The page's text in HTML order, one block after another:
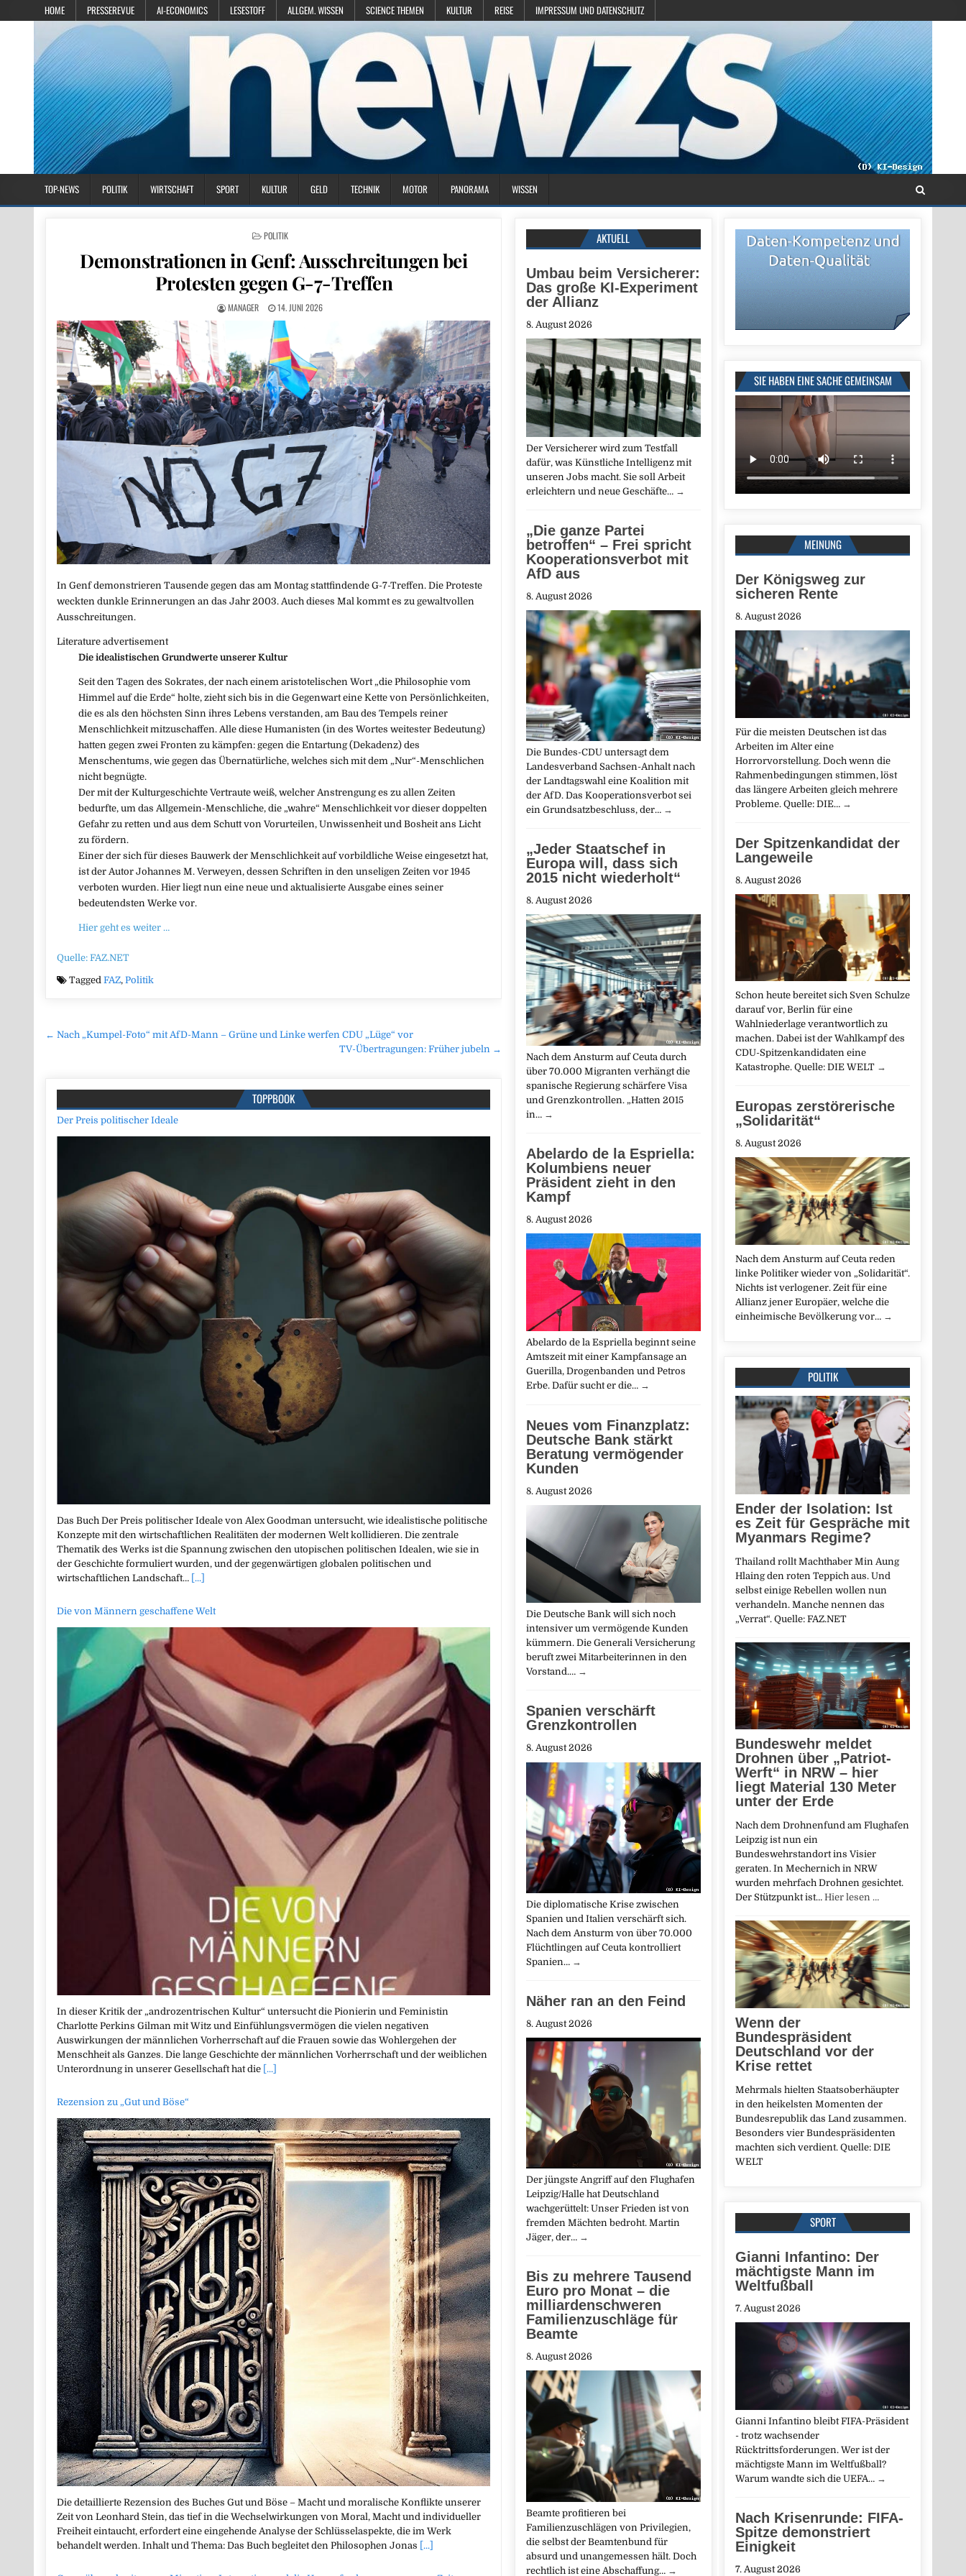
HOME PRESSEREVUE AI-ECONOMICS LESESTOFF ALLGEM. WISSEN SCIENCE THEMEN KULTUR REISE IMPRESSUM UND DATENSCHUTZ
TOP-NEWS POLITIK WIRTSCHAFT SPORT KULTUR GELD TECHNIK MOTOR PANORAMA WISSEN
POSTED IN
POLITIK
Demonstrationen in Genf: Ausschreitungen bei
Protesten gegen G-7-Treffen
MANAGER 14. JUNI 2026
In Genf demonstrieren Tausende gegen das am Montag stattfindende G-7-Treffen. Die Proteste
weckten dunkle Erinnerungen an das Jahr 2003. Auch dieses Mal kommt es zu gewaltvollen
Ausschreitungen.
Literature advertisement
Die idealistischen Grundwerte unserer Kultur
Seit den Tagen des Sokrates, der nach einem aristotelischen Wort „die Philosophie vom
Himmel auf die Erde“ holte, zieht sich bis in die Gegenwart eine Kette von Persönlichkeiten,
die es als den höchsten Sinn ihres Lebens verstanden, am Bau des Tempels reiner
Menschlichkeit mitzuschaffen. Alle diese Humanisten (in des Wortes weitester Bedeutung)
hatten gegen zwei Fronten zu kämpfen: gegen die Entartung (Dekadenz) des
Menschentums, wie gegen das Übernatürliche, welches sich mit dem „Nur“-Menschlichen
nicht begnügte.
Der mit der Kulturgeschichte Vertraute weiß, welcher Anstrengung es zu allen Zeiten
bedurfte, um das Allgemein-Menschliche, die „wahre“ Menschlichkeit vor dieser doppelten
Gefahr zu retten und aus dem Schutt von Vorurteilen, Unwissenheit und Bosheit ans Licht
zu fördern.
Einer der sich für dieses Bauwerk der Menschlichkeit auf vorbildliche Weise eingesetzt hat,
ist der Autor Johannes M. Verweyen, dessen Schriften in den unseligen Zeiten vor 1945
verboten wurden. Hier liegt nun eine neue und aktualisierte Ausgabe eines seiner
bedeutendsten Werke vor.
Hier geht es weiter …
Quelle: FAZ.NET
TaggedFAZ,Politik
Beitragsnavigation
← Nach „Kumpel-Foto“ mit AfD-Mann – Grüne und Linke werfen CDU „Lüge“ vor
TV-Übertragungen: Früher jubeln →
TOPPBOOK
Der Preis politischer Ideale
Das Buch Der Preis politischer Ideale von Alex Goodman untersucht, wie idealistische politische
Konzepte mit den wirtschaftlichen Realitäten der modernen Welt kollidieren. Die zentrale
Thematik des Werks ist die Spannung zwischen den utopischen politischen Idealen, wie sie in
der Geschichte formuliert wurden, und der gegenwärtigen globalen politischen und
wirtschaftlichen Landschaft… [...]
Die von Männern geschaffene Welt
In dieser Kritik der „androzentrischen Kultur“ untersucht die Pionierin und Feministin
Charlotte Perkins Gilman mit Witz und Einfühlungsvermögen die vielen negativen
Auswirkungen der männlichen Vorherrschaft auf die Frauen sowie das Wohlergehen der
Menschheit als Ganzes. Die lange Geschichte der männlichen Vorherrschaft und der weiblichen
Unterordnung in unserer Gesellschaft hat die [...]
Rezension zu „Gut und Böse“
Die detaillierte Rezension des Buches Gut und Böse – Macht und moralische Konflikte unserer
Zeit von Leonhard Stein, das tief in die Wechselwirkungen von Moral, Macht und individueller
Freiheit eintaucht, erfordert eine eingehende Analyse der Schlüsselaspekte, die im Werk
behandelt werden. Inhalt und Thema: Das Buch begleitet den Philosophen Jonas
[...]
SIE HABEN EINE SACHE GEMEINSAM
MEINUNG
Der Königsweg zur
sicheren Rente
8. August 2026
Für die meisten Deutschen ist das
Arbeiten im Alter eine
Horrorvorstellung. Doch wenn die
Rahmenbedingungen stimmen, löst
das längere Arbeiten gleich mehrere
Probleme. Quelle: DIE… →
Der Spitzenkandidat der
Langeweile
8. August 2026
Schon heute bereitet sich Sven Schulze
darauf vor, Berlin für eine
Wahlniederlage verantwortlich zu
machen. Dabei ist der Wahlkampf des
CDU-Spitzenkandidaten eine
Katastrophe. Quelle: DIE WELT →
Europas zerstörerische
„Solidarität“
8. August 2026
Nach dem Ansturm auf Ceuta reden
linke Politiker wieder von „Solidarität“.
Nichts ist verlogener. Zeit für eine
Allianz jener Europäer, welche die
einheimische Bevölkerung vor… →
POLITIK
Ender der Isolation: Ist
es Zeit für Gespräche mit
Myanmars Regime?
Thailand rollt Machthaber Min Aung
Hlaing den roten Teppich aus. Und
selbst einige Rebellen wollen nun
verhandeln. Manche nennen das
„Verrat“. Quelle: FAZ.NET
Bundeswehr meldet
Drohnen über „Patriot-
Werft“ in NRW – hier
liegt Material 130 Meter
unter der Erde
Nach dem Drohnenfund am Flughafen
Leipzig ist nun ein
Bundeswehrstandort ins Visier
geraten. In Mechernich in NRW
wurden mehrfach Drohnen gesichtet.
Der Stützpunkt ist… Hier lesen …
Wenn der
Bundespräsident
Deutschland vor der
Krise rettet
Mehrmals hielten Staatsoberhäupter
in den heikelsten Momenten der
Bundesrepublik das Land zusammen.
Besonders vier Bundespräsidenten
machten sich verdient. Quelle: DIE
WELT
SPORT
Gianni Infantino: Der
mächtigste Mann im
Weltfußball
7. August 2026
Gianni Infantino bleibt FIFA-Präsident
- trotz wachsender
Rücktrittsforderungen. Wer ist der
mächtigste Mann im Weltfußball?
Warum wandte sich die UEFA… →
Nach Krisenrunde: FIFA-
Spitze demonstriert
Einigkeit
7. August 2026
AKTUELL
Umbau beim Versicherer:
Das große KI-Experiment
der Allianz
8. August 2026
Der Versicherer wird zum Testfall
dafür, was Künstliche Intelligenz mit
unseren Jobs macht. Sie soll Arbeit
erleichtern und neue Geschäfte… →
„Die ganze Partei
betroffen“ – Frei spricht
Kooperationsverbot mit
AfD aus
8. August 2026
Die Bundes-CDU untersagt dem
Landesverband Sachsen-Anhalt nach
der Landtagswahl eine Koalition mit
der AfD. Das Kooperationsverbot sei
ein Grundsatzbeschluss, der… →
„Jeder Staatschef in
Europa will, dass sich
2015 nicht wiederholt“
8. August 2026
Nach dem Ansturm auf Ceuta durch
über 70.000 Migranten verhängt die
spanische Regierung schärfere Visa
und Grenzkontrollen. „Hatten 2015
in… →
Abelardo de la Espriella:
Kolumbiens neuer
Präsident zieht in den
Kampf
8. August 2026
Abelardo de la Espriella beginnt seine
Amtszeit mit einer Kampfansage an
Guerilla, Drogenbanden und Petros
Erbe. Dafür sucht er die… →
Neues vom Finanzplatz:
Deutsche Bank stärkt
Beratung vermögender
Kunden
8. August 2026
Die Deutsche Bank will sich noch
intensiver um vermögende Kunden
kümmern. Die Generali Versicherung
beruft zwei Mitarbeiterinnen in den
Vorstand.… →
Spanien verschärft
Grenzkontrollen
8. August 2026
Die diplomatische Krise zwischen
Spanien und Italien verschärft sich.
Nach dem Ansturm von über 70.000
Flüchtlingen auf Ceuta kontrolliert
Spanien… →
Näher ran an den Feind
8. August 2026
Der jüngste Angriff auf den Flughafen
Leipzig/Halle hat Deutschland
wachgerüttelt: Unser Frieden ist von
fremden Mächten bedroht. Martin
Jäger, der… →
Bis zu mehrere Tausend
Euro pro Monat – die
milliardenschweren
Familienzuschläge für
Beamte
8. August 2026
Beamte profitieren bei
Familienzuschlägen von Privilegien,
die selbst der Beamtenbund für
absurd und unangemessen hält. Doch
rechtlich ist eine Abschaffung… →